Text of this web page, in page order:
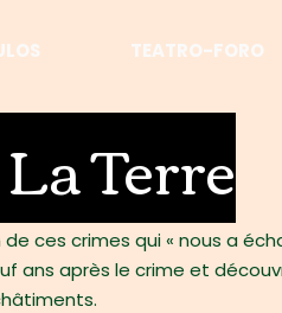
TEATRO-FORO
La Terre
ces crimes qui « nous a
ans après le crime et